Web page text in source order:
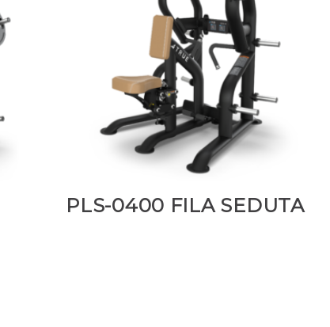
PLS-0400 FILA SEDUTA